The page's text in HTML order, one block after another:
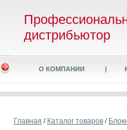
дистрибьютор
О КОМПАНИИ |
Главная / Каталог товаров /